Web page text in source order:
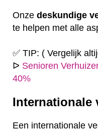
Onze deskundige
te helpen met alle
✅ TIP: ( Vergelijk
ᐅ Senioren
40%
Internationale
Een internationale